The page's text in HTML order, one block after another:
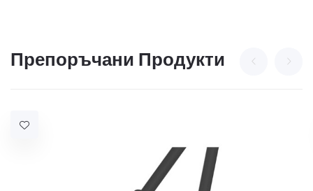
Препоръчани Продукти